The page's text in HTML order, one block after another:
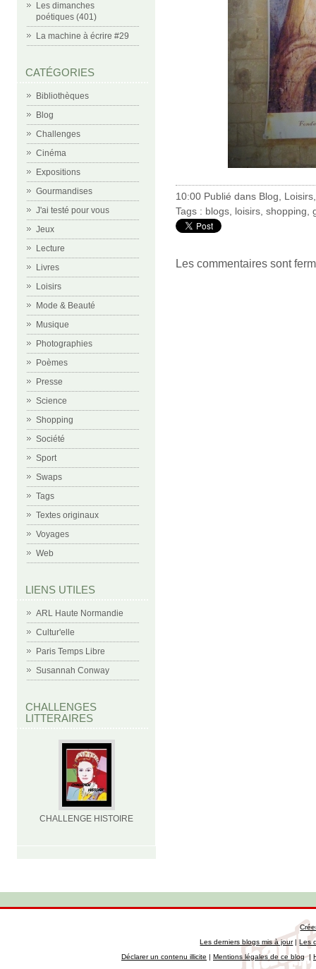
Les dimanches
poétiques (401)
La machine à écrire #29
CATÉGORIES
Bibliothèques
Blog
Challenges
Cinéma
Expositions
Gourmandises
J'ai testé pour vous
Jeux
Lecture
Livres
Loisirs
Mode & Beauté
Musique
Photographies
Poèmes
Presse
Science
Shopping
Société
Sport
Swaps
Tags
Textes originaux
Voyages
Web
LIENS UTILES
ARL Haute Normandie
Cultur'elle
Paris Temps Libre
Susannah Conway
CHALLENGES
LITTERAIRES
CHALLENGE HISTOIRE
10:00 Publié dans Blog Loisirs
Tags : blogs loisirs shopping
Les commentaires sont
Les derniers blogs mis à jour|Les
Déclarer un contenu illicite | Mentions légales de ce blog|